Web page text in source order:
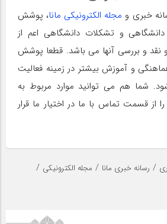
خبری و مجله الکترونیکی مانا، پوشش
و تشکلات دانشگاهی اعم از
نقد و بررسی آنها می باشد. قطعا پوشش
و آموزش بیشتر در زمینه فعالیت
شما هم می توانید موارد مربوط به
از قسمت تماس با ما در اختیار ما قرار
/ رسانه خبری مانا / مجله الکترونیکی /